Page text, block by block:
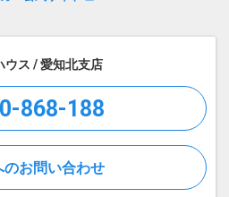
ウス / 愛知北支店
868-188
のお問い合わせ